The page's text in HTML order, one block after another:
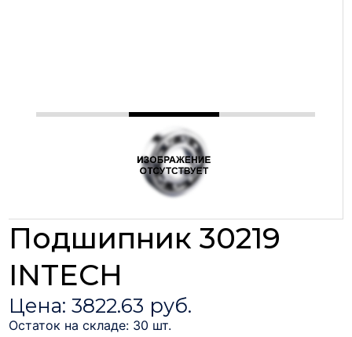
Подшипник 30219
INTECH
Цена: 3822.63 руб.
Остаток на складе: 30 шт.